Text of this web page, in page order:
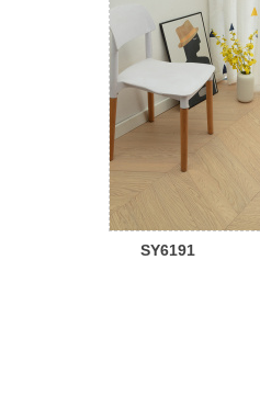
SY6191